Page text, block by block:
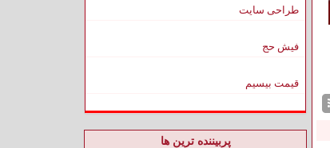
طراحی سایت
فیش حج
قیمت بیسیم
پربیننده ترین ها